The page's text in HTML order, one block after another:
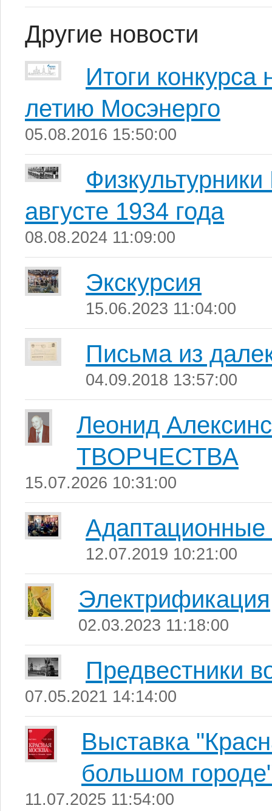
Другие новости
Итоги конкурса
летию Мосэнерго
05.08.2016 15:50:00
августе 1934 года
08.08.2024 11:09:00
Экскурсия
15.06.2023 11:04:00
Письма из
04.09.2018 13:57:00
Леонид
ТВОРЧЕСТВА
15.07.2026 10:31:00
Адаптационные
12.07.2019 10:21:00
Электрификация
02.03.2023 11:18:00
Предвестники
07.05.2021 14:14:00
Выставка
большом
11.07.2025 11:54:00